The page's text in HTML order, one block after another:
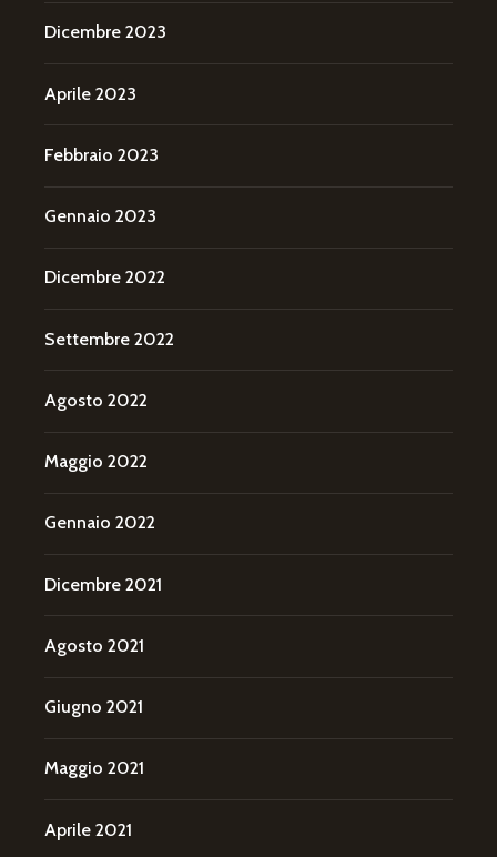
Dicembre 2023
Aprile 2023
Febbraio 2023
Gennaio 2023
Dicembre 2022
Settembre 2022
Agosto 2022
Maggio 2022
Gennaio 2022
Dicembre 2021
Agosto 2021
Giugno 2021
Maggio 2021
Aprile 2021